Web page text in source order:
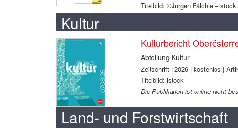
Titelbild: ©Jürgen Fälchle –
Kultur
Kulturbericht
Abteilung Kultur
Zeitschrift | 2026 | kostenlos |
Titelbild: istock
Die Publikation ist online nicht
Land- und Forstwirtschaft